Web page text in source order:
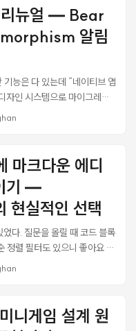
로 띄우는
초록/파랑/주황 배경으로
리지 않았다. 하단 고정 위치
상단에서 슬라이딩으로 내려
뉴얼 — Bear
알림
능은 다 있는데 “네이티브 앱
인 시스템으로 마이그레이
는 초기 Material3 코드 그
Glass에서 영감 받은
이 글에서는 실제 삽질 과정
기가 편한가 Bear는 Apple
. “도구가 방해하지 않는다
이다. 실제로 Bear 에디터
, 날짜, 본문 — 이 세 가지만
마크다운 에디
기 —
실적인 선택
다. 질문을 올릴 때 코드 블록
정렬 필터도 있으니 좋아요 기
rails 기반이라 npm
rails 환경에서 마
리 방식은 importmap이다.
니게임 설계 원